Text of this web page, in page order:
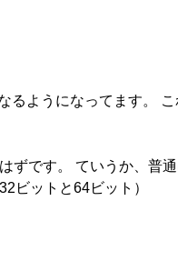
るようになってます。 こ
ずです。 ていうか、普通
ビットと64ビット）